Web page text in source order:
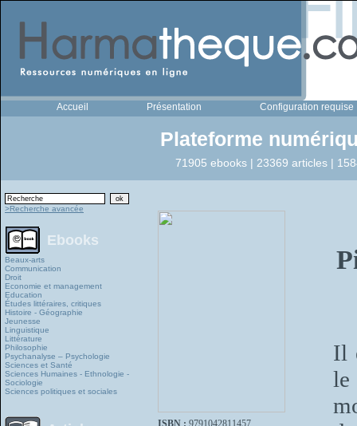
Accueil Présentation Configuration requise
Plateforme
71905 ebooks | 23369 articles |
>Recherche avancée
Ebooks
Beaux-arts
Communication
Droit
Economie et management
Education
Études littéraires, critiques
Histoire - Géographie
Jeunesse
Linguistique
Littérature
Philosophie
Psychanalyse – Psychologie
Sciences et Santé
Sciences Humaines - Ethnologie -
Sociologie
Sciences politiques et sociales
ISBN : 9791042811457
Il
le